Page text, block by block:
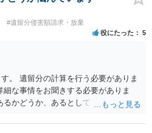
#遺留分侵害額請求・放棄
役にたった 5
。 遺留分の計算を行う必要がありま
な事情をお聞きする必要がありま
かどうか、あるとしてどの程度の金